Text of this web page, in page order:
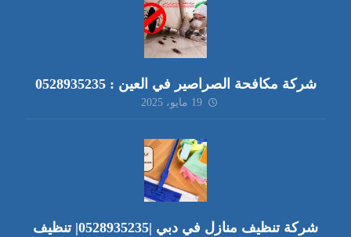
شركة مكافحة الصراصير في العين : 0528935235
19 مايو، 2025
شركة تنظيف منازل في دبي |0528935235| تنظيف